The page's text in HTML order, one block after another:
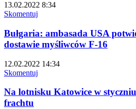
13.02.2022 8:34
Skomentuj
Bułgaria: ambasada USA
dostawie myśliwców F-16
12.02.2022 14:34
Skomentuj
Na lotnisku Katowice w
frachtu